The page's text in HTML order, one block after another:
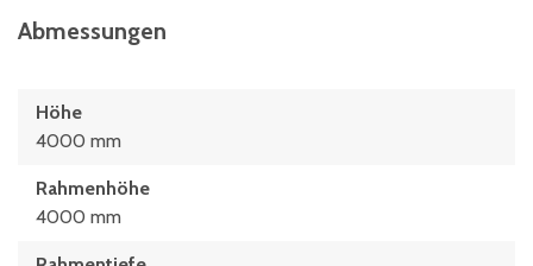
Abmessungen
Höhe
4000 mm
Rahmenhöhe
4000 mm